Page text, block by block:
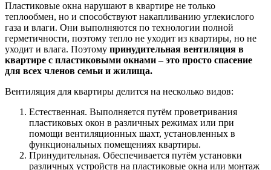
Пластиковые окна нарушают в квартире не только
теплообмен, но и способствуют накапливанию углекислого
газа и влаги. Они выполняются по технологии полной
герметичности, поэтому тепло не уходит из квартиры, но не
уходит и влага. Поэтому принудительная вентиляция в
квартире с пластиковыми окнами – это просто спасение
для всех членов семьи и жилища.
Вентиляция для квартиры делится на несколько видов:
Естественная. Выполняется путём проветривания
пластиковых окон в различных режимах или при
помощи вентиляционных шахт, установленных в
функциональных помещениях квартиры.
Принудительная. Обеспечивается путём установки
различных устройств на пластиковые окна или монтаж